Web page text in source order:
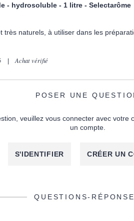
- hydrosoluble - 1 litre - Selectarôme
très naturels, à utiliser dans les
Achat vérifié
POSER UNE
veuillez vous connecter avec votre
un compte.
S'IDENTIFIER CRÉER UN
QUESTIONS-